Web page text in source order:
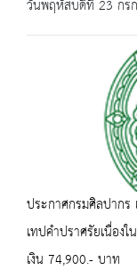
วันพฤหัสบดีที่ 23 กร
ประกาศกรมศิลปากร
เทปคำปราศรัยเนื่อง
เงิน 74,900.- บาท